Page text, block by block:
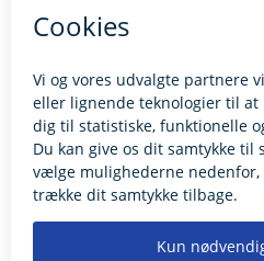
Kontakt borgerrådgiveren
BILLUND.DK
Tilgængelighedserklæring
Giv feedback til hjemmesiden